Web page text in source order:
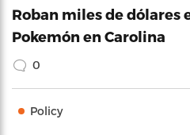
Roban miles de dólares
Pokemón en Carolina
0
Policy